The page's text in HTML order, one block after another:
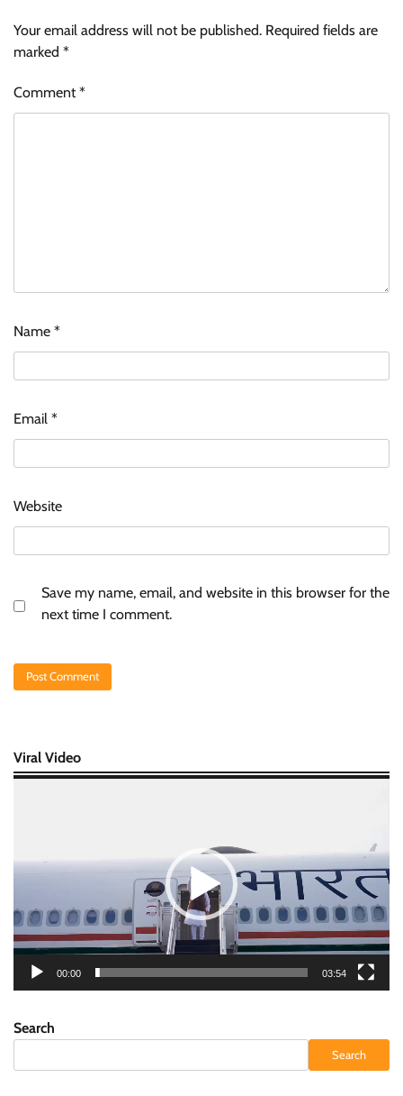
Your email address will not be published. Required fields are
marked *
Comment*
Name *
Email *
Website
Save my name, email, and website in this browser for the
next time I comment.
Viral Video
00:00 03:54
Search
Search